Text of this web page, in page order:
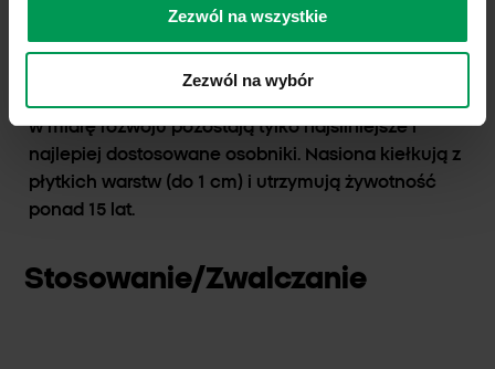
Zezwól na wszystkie
Zezwól na wybór
przy wysokiej zasobności, dlatego jest tak często
spotykany i łatwo konkuruje z innymi chwastami i
roślinami uprawnymi. Nierzadko stwierdza się
w miarę rozwoju pozostają tylko najsilniejsze i
najlepiej dostosowane osobniki. Nasiona kiełkują z
płytkich warstw (do 1 cm) i utrzymują żywotność
ponad 15 lat.
Stosowanie/Zwalczanie